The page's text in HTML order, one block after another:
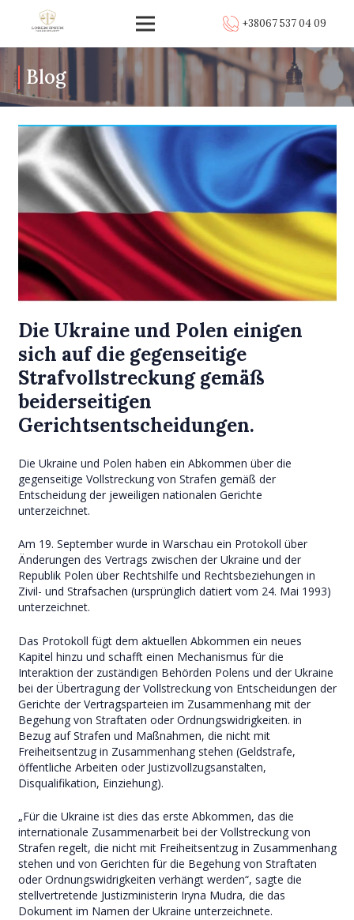
+38067 537 04 09
Blog
Die Ukraine und Polen einigen
sich auf die gegenseitige
Strafvollstreckung gemäß
beiderseitigen
Gerichtsentscheidungen.
Die Ukraine und Polen haben ein Abkommen über die
gegenseitige Vollstreckung von Strafen gemäß der
Entscheidung der jeweiligen nationalen Gerichte
unterzeichnet.
Am 19. September wurde in Warschau ein Protokoll über
Änderungen des Vertrags zwischen der Ukraine und der
Republik Polen über Rechtshilfe und Rechtsbeziehungen in
Zivil- und Strafsachen (ursprünglich datiert vom 24. Mai 1993)
unterzeichnet.
Das Protokoll fügt dem aktuellen Abkommen ein neues
Kapitel hinzu und schafft einen Mechanismus für die
Interaktion der zuständigen Behörden Polens und der Ukraine
bei der Übertragung der Vollstreckung von Entscheidungen der
Gerichte der Vertragsparteien im Zusammenhang mit der
Begehung von Straftaten oder Ordnungswidrigkeiten. in
Bezug auf Strafen und Maßnahmen, die nicht mit
Freiheitsentzug in Zusammenhang stehen (Geldstrafe,
öffentliche Arbeiten oder Justizvollzugsanstalten,
Disqualifikation, Einziehung).
„Für die Ukraine ist dies das erste Abkommen, das die
internationale Zusammenarbeit bei der Vollstreckung von
Strafen regelt, die nicht mit Freiheitsentzug in Zusammenhang
stehen und von Gerichten für die Begehung von Straftaten
oder Ordnungswidrigkeiten verhängt werden“, sagte die
stellvertretende Justizministerin Iryna Mudra, die das
Dokument im Namen der Ukraine unterzeichnete.